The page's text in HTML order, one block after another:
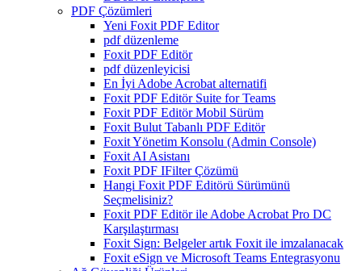
PDF Çözümleri
Yeni Foxit PDF Editor
pdf düzenleme
Foxit PDF Editör
pdf düzenleyicisi
En İyi Adobe Acrobat alternatifi
Foxit PDF Editör Suite for Teams
Foxit PDF Editör Mobil Sürüm
Foxit Bulut Tabanlı PDF Editör
Foxit Yönetim Konsolu (Admin Console)
Foxit AI Asistanı
Foxit PDF IFilter Çözümü
Hangi Foxit PDF Editörü Sürümünü
Seçmelisiniz?
Foxit PDF Editör ile Adobe Acrobat Pro DC
Karşılaştırması
Foxit Sign: Belgeler artık Foxit ile imzalanacak
Foxit eSign ve Microsoft Teams Entegrasyonu